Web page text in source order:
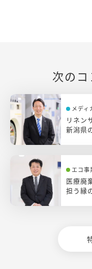
次の
メディ
リネン
新潟県
エコ事
医療廃
担う縁